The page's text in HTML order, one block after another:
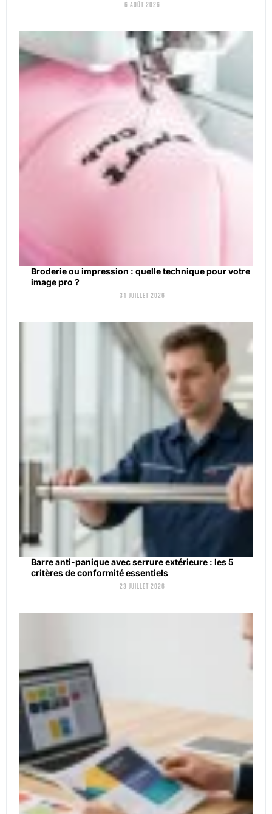
6 août 2026
Broderie ou impression : quelle technique pour votre
image pro ?
31 juillet 2026
Barre anti-panique avec serrure extérieure : les 5
critères de conformité essentiels
23 juillet 2026